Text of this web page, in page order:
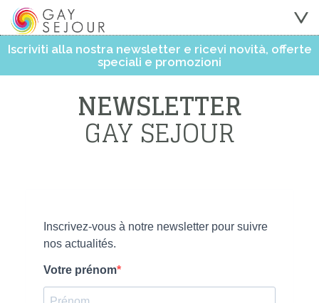
Iscriviti alla nostra newsletter e ricevi novità, offerte
speciali e promozioni
NEWSLETTER
GAY SEJOUR